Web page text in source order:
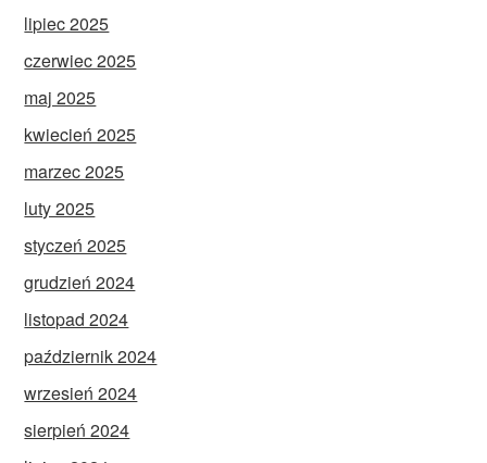
lipiec 2025
czerwiec 2025
maj 2025
kwiecień 2025
marzec 2025
luty 2025
styczeń 2025
grudzień 2024
listopad 2024
październik 2024
wrzesień 2024
sierpień 2024